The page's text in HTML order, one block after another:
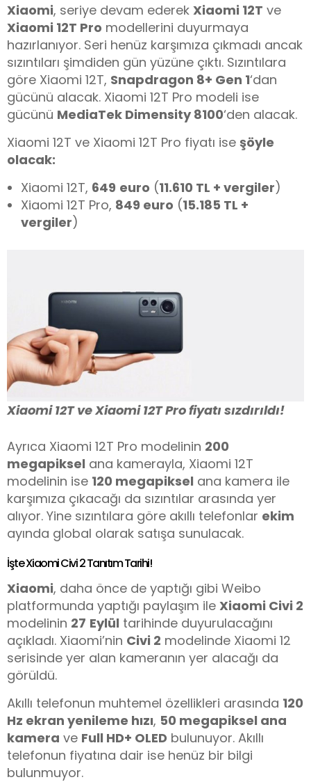
Xiaomi, seriye devam ederek Xiaomi 12T ve
Xiaomi 12T Pro modellerini duyurmaya
hazırlanıyor. Seri henüz karşımıza çıkmadı ancak
sızıntıları şimdiden gün yüzüne çıktı. Sızıntılara
göre Xiaomi 12T, Snapdragon 8+ Gen 1‘dan
gücünü alacak. Xiaomi 12T Pro modeli ise
gücünü MediaTek Dimensity 8100‘den alacak.
Xiaomi 12T ve Xiaomi 12T Pro fiyatı ise şöyle
olacak:
Xiaomi 12T, 649 euro (11.610 TL + vergiler)
Xiaomi 12T Pro, 849 euro (15.185 TL +
vergiler)
Xiaomi 12T ve Xiaomi 12T Pro fiyatı sızdırıldı!
Ayrıca Xiaomi 12T Pro modelinin 200
megapiksel ana kamerayla, Xiaomi 12T
modelinin ise 120 megapiksel ana kamera ile
karşımıza çıkacağı da sızıntılar arasında yer
alıyor. Yine sızıntılara göre akıllı telefonlar ekim
ayında global olarak satışa sunulacak.
İşte Xiaomi Civi 2 Tanıtım Tarihi!
Xiaomi, daha önce de yaptığı gibi Weibo
platformunda yaptığı paylaşım ile Xiaomi Civi 2
modelinin 27 Eylül tarihinde duyurulacağını
açıkladı. Xiaomi’nin Civi 2 modelinde Xiaomi 12
serisinde yer alan kameranın yer alacağı da
görüldü.
Akıllı telefonun muhtemel özellikleri arasında 120
Hz ekran yenileme hızı, 50 megapiksel ana
kamera ve Full HD+ OLED bulunuyor. Akıllı
telefonun fiyatına dair ise henüz bir bilgi
bulunmuyor.